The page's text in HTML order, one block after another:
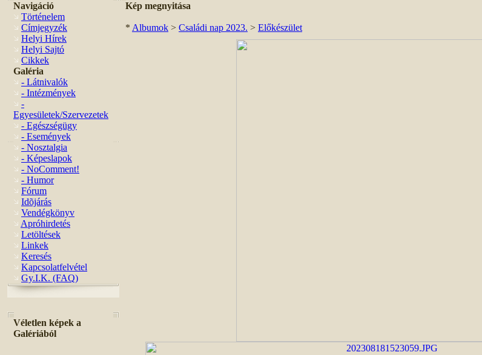
Navigáció
Történelem
Címjegyzék
Helyi Hírek
Helyi Sajtó
Cikkek
Galéria
- Látnivalók
- Intézmények
-
Egyesületek/Szervezetek
- Egészségügy
- Események
- Nosztalgia
- Képeslapok
- NoComment!
- Humor
Fórum
Idõjárás
Vendégkönyv
Apróhirdetés
Letöltések
Linkek
Keresés
Kapcsolatfelvétel
Gy.I.K. (FAQ)
Véletlen képek a
Galériából
Kép megnyitása
* Albumok > Családi nap 2023. > Előkészület